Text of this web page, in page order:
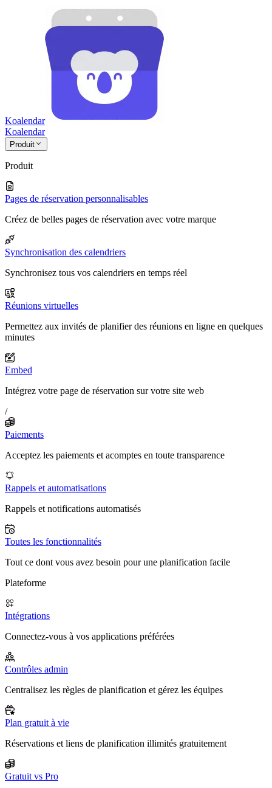
Koalendar
Koalendar
Produit
Produit
Pages de réservation personnalisables
Créez de belles pages de réservation avec votre marque
Synchronisation des calendriers
Synchronisez tous vos calendriers en temps réel
Réunions virtuelles
Permettez aux invités de planifier des réunions en ligne en quelques
minutes
Embed
Intégrez votre page de réservation sur votre site web
/
Paiements
Acceptez les paiements et acomptes en toute transparence
Rappels et automatisations
Rappels et notifications automatisés
Toutes les fonctionnalités
Tout ce dont vous avez besoin pour une planification facile
Plateforme
Intégrations
Connectez-vous à vos applications préférées
Contrôles admin
Centralisez les règles de planification et gérez les équipes
Plan gratuit à vie
Réservations et liens de planification illimités gratuitement
Gratuit vs Pro